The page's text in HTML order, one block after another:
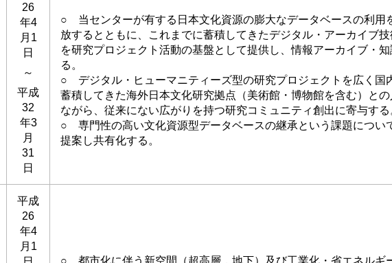
26
年4
月1
日
～
平成
32
年3
月
31
日
○ 当センターが有する日本文化資源の膨大なデータベースの利用
放するとともに、これまでに蓄積してきたデジタル・アーカイブ
を研究プロジェクト活動の基盤として提供し、情報アーカイブ・
る。
○ デジタル・ヒューマニティーズ型の研究プロジェクトを広く国
蓄積してきた海外日本文化研究拠点（美術館・博物館を含む）と
ながら、従来にない広がりを持つ研究コミュニティ創出に寄与する
○ 専門性の高い文化資源型データベースの継承という課題につい
提案し共有化する。
平成
26
年4
月1
○ 都市化に伴う新空間（超高層，地下）及び工業化・省エネルギ